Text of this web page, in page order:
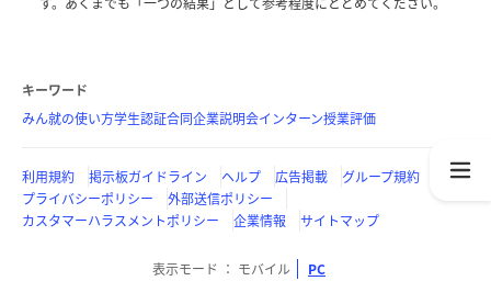
キーワード
みん就の使い方学生認証合同企業説明会インターン授業評価
利用規約 掲示板ガイドライン ヘルプ 広告掲載
グループ規約
プライバシーポリシー
外部送信ポリシー
カスタマーハラスメントポリシー
企業情報 サイトマップ
表示モード モバイル PC